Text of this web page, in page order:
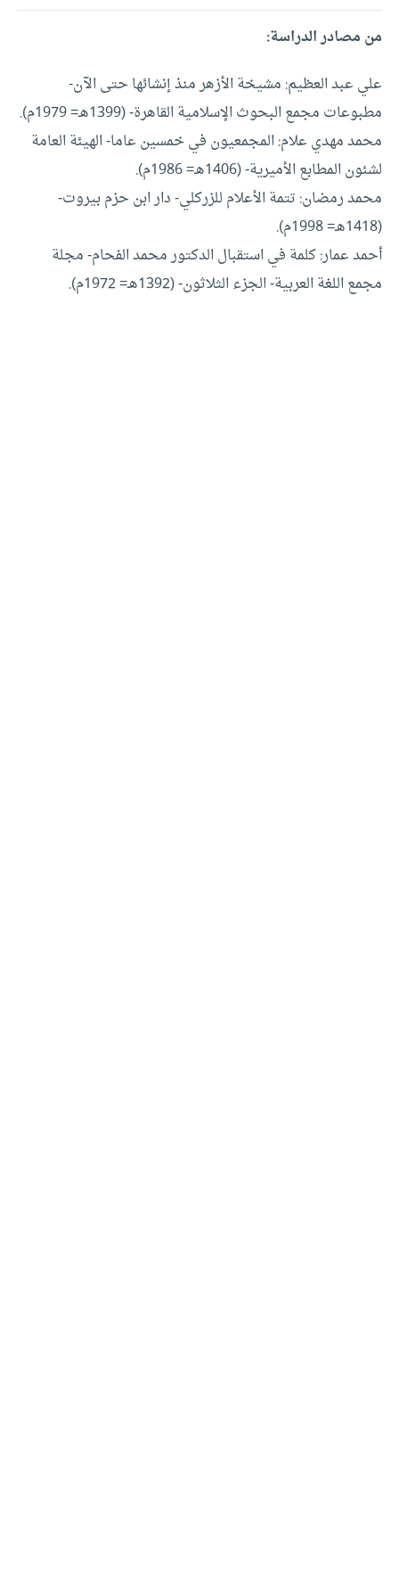
من مصادر الدراسة:
علي عبد العظيم: مشيخة الأزهر منذ إنشائها حتى الآن-
مطبوعات مجمع البحوث الإسلامية القاهرة- (1399هـ= 1979م).
محمد مهدي علام: المجمعيون في خمسين عاما- الهيئة العامة
لشئون المطابع الأميرية- (1406هـ= 1986م).
محمد رمضان: تتمة الأعلام للزركلي- دار ابن حزم بيروت-
(1418هـ= 1998م).
أحمد عمار: كلمة في استقبال الدكتور محمد الفحام- مجلة
مجمع اللغة العربية- الجزء الثلاثون- (1392هـ= 1972م).